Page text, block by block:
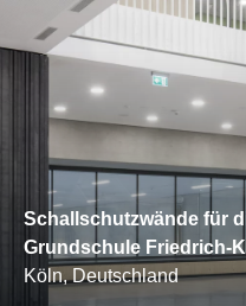
Schallschutzwände für
Grundschule Friedrich-
Köln, Deutschland